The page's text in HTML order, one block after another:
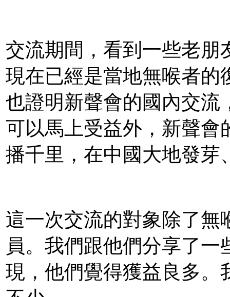
交流期間，看到一些老朋
現在已經是當地無喉者的
也證明新聲會的國內交流
可以馬上受益外，新聲會
播千里，在中國大地發芽
這一次交流的對象除了無
員。我們跟他們分享了
現，他們覺得獲益良多。